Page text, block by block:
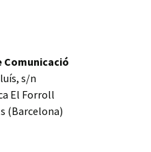
Comunicació
s/n
El Forroll
(Barcelona)